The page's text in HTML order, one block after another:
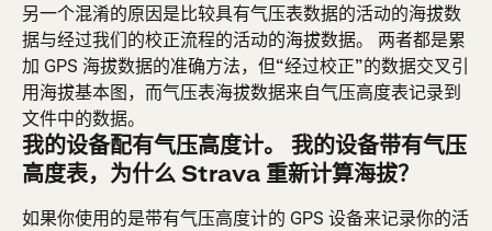
另一个混淆的原因是比较具有气压表数据的活动的海拔数
据与经过我们的校正流程的活动的海拔数据。 两者都是累
加 GPS 海拔数据的准确方法，但“经过校正”的数据交叉引
用海拔基本图，而气压表海拔数据来自气压高度表记录到
文件中的数据。
我的设备配有气压高度计。 我的设备带有气压
高度表，为什么 Strava 重新计算海拔？
如果你使用的是带有气压高度计的 GPS 设备来记录你的活